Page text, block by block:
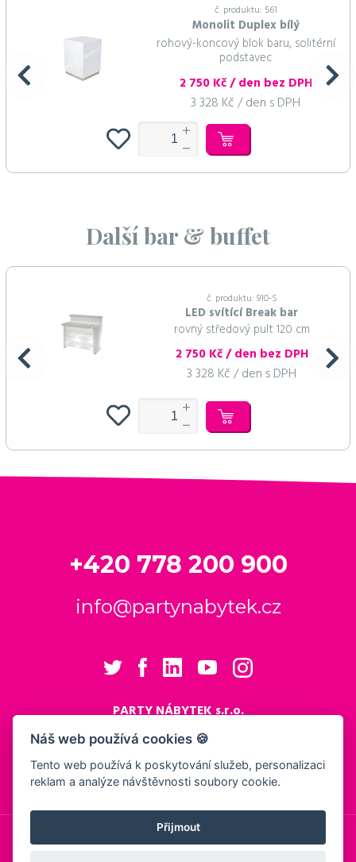
Náš web používá cookies 🍪
Tento web používá k poskytování služeb, personalizaci
reklam a analýze návštěvnosti soubory cookie.
Přijmout
č. produktu: 561
Monolit Duplex bílý
rohový-koncový blok baru, solitérní
podstavec
2 750 Kč / den bez DPH
3 328 Kč / den s DPH
Další bar & buffet
č. produktu: 910-S
LED svítící Break bar
rovný středový pult 120 cm
2 750 Kč / den bez DPH
3 328 Kč / den s DPH
+420 778 200 900
info@partynabytek.cz
PARTY NÁBYTEK s.r.o.
Cukrovarská 984
Logistický areál Cukrovar Čakovice
196 00 Praha 9 - Čakovice
© 2026, PARTY NÁBYTEK s.r.o.